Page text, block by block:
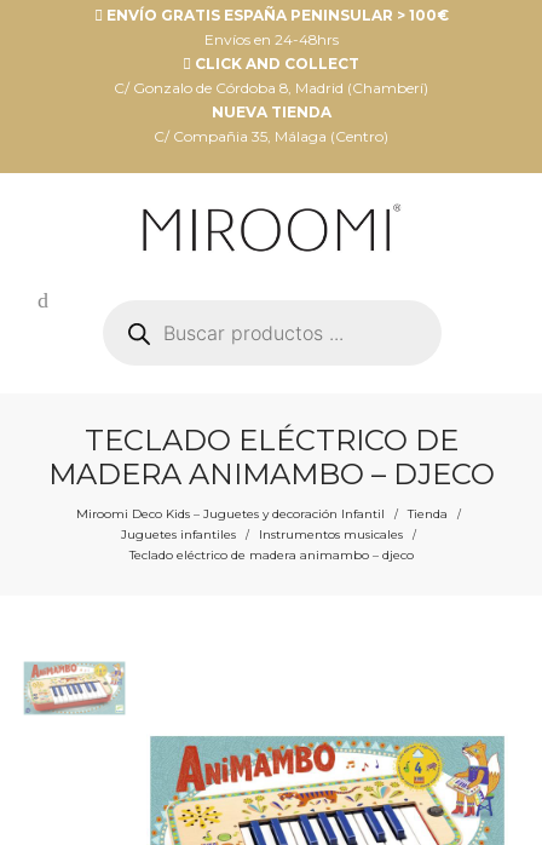
ENVÍO GRATIS ESPAÑA PENINSULAR > 100€
Envíos en 24-48hrs
CLICK AND COLLECT
C/ Gonzalo de Córdoba 8, Madrid (Chamberí)
NUEVA TIENDA
C/ Compañia 35, Málaga (Centro)
productos
TECLADO ELÉCTRICO DE
MADERA ANIMAMBO – DJECO
Miroomi Deco Kids – Juguetes y decoración Infantil / Tienda /
Juguetes infantiles / Instrumentos musicales /
Teclado eléctrico de madera animambo – djeco